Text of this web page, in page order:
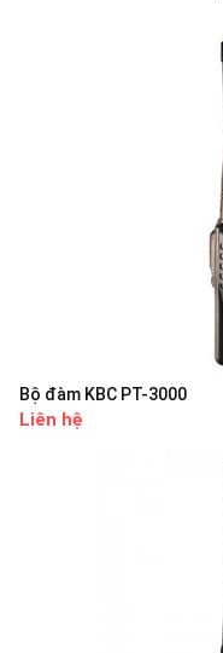
Bộ đàm KBC PT-3000
Liên hệ